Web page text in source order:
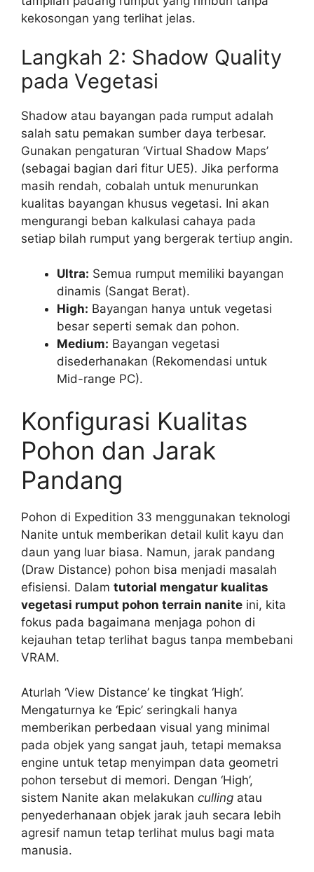
kekosongan yang terlihat jelas.
Langkah 2: Shadow Quality
pada Vegetasi
Shadow atau bayangan pada rumput adalah
salah satu pemakan sumber daya terbesar.
Gunakan pengaturan ‘Virtual Shadow Maps’
(sebagai bagian dari fitur UE5). Jika performa
masih rendah, cobalah untuk menurunkan
kualitas bayangan khusus vegetasi. Ini akan
mengurangi beban kalkulasi cahaya pada
setiap bilah rumput yang bergerak tertiup angin.
Ultra: Semua rumput memiliki bayangan
dinamis (Sangat Berat).
High: Bayangan hanya untuk vegetasi
besar seperti semak dan pohon.
Medium: Bayangan vegetasi
disederhanakan (Rekomendasi untuk
Mid-range PC).
Konfigurasi Kualitas
Pohon dan Jarak
Pandang
Pohon di Expedition 33 menggunakan teknologi
Nanite untuk memberikan detail kulit kayu dan
daun yang luar biasa. Namun, jarak pandang
(Draw Distance) pohon bisa menjadi masalah
efisiensi. Dalam tutorial mengatur kualitas
vegetasi rumput pohon terrain nanite ini, kita
fokus pada bagaimana menjaga pohon di
kejauhan tetap terlihat bagus tanpa membebani
VRAM.
Aturlah ‘View Distance’ ke tingkat ‘High’.
Mengaturnya ke ‘Epic’ seringkali hanya
memberikan perbedaan visual yang minimal
pada objek yang sangat jauh, tetapi memaksa
engine untuk tetap menyimpan data geometri
pohon tersebut di memori. Dengan ‘High’,
sistem Nanite akan melakukan culling atau
penyederhanaan objek jarak jauh secara lebih
agresif namun tetap terlihat mulus bagi mata
manusia.